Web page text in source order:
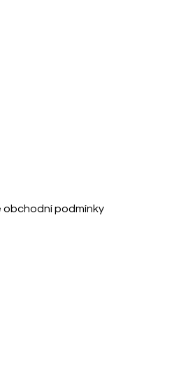
podmínky